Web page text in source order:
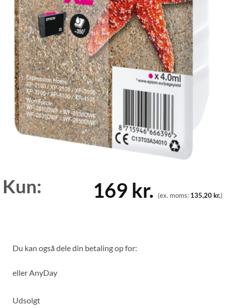
Kun: 169 kr. (ex. moms: 135,20kr.)
Du kan også dele din betaling op for:
ellerAnyDay
Udsolgt